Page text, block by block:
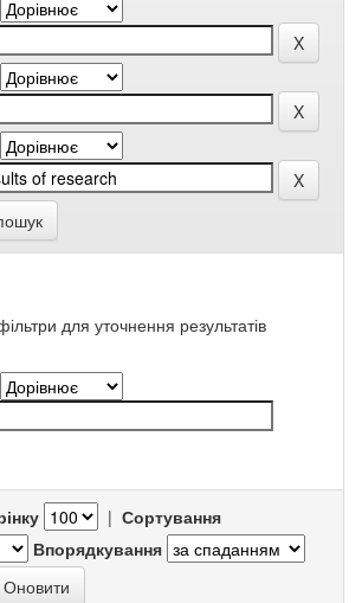
для уточнення результатів
| Сортування
Впорядкування